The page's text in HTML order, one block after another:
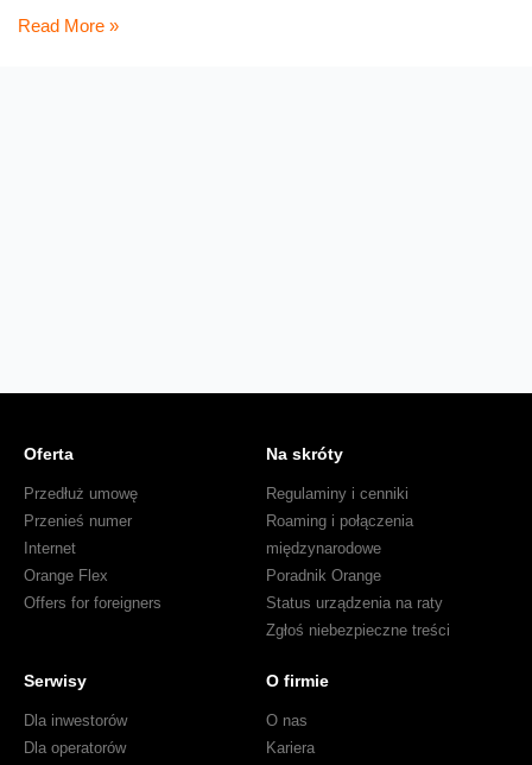
TP
Read More »
Oferta
Przedłuż umowę
Przenieś numer
Internet
Orange Flex
Offers for foreigners
Na skróty
Regulaminy i cenniki
Roaming i połączenia
międzynarodowe
Poradnik Orange
Status urządzenia na raty
Zgłoś niebezpieczne treści
Serwisy
Dla inwestorów
Dla operatorów
O firmie
O nas
Kariera